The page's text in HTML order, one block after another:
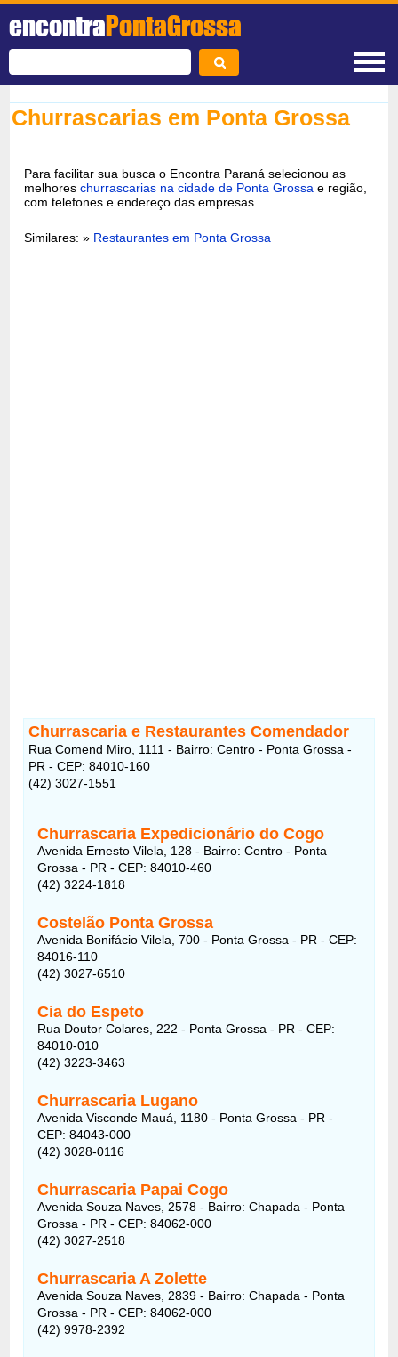
encontraPontaGrossa
Churrascarias em Ponta Grossa
Para facilitar sua busca o Encontra Paraná selecionou as
melhoreschurrascarias na cidade de Ponta Grossa e região,
com telefones e endereço das empresas.
Similares: » Restaurantes em Ponta Grossa
Churrascaria e Restaurantes Comendador
Rua Comend Miro, 1111 - Bairro: Centro - Ponta Grossa -
PR - CEP: 84010-160
(42) 3027-1551
Churrascaria Expedicionário do Cogo
Avenida Ernesto Vilela, 128 - Bairro: Centro - Ponta
Grossa - PR - CEP: 84010-460
(42) 3224-1818
Costelão Ponta Grossa
Avenida Bonifácio Vilela, 700 - Ponta Grossa - PR - CEP:
84016-110
(42) 3027-6510
Cia do Espeto
Rua Doutor Colares, 222 - Ponta Grossa - PR - CEP:
84010-010
(42) 3223-3463
Churrascaria Lugano
Avenida Visconde Mauá, 1180 - Ponta Grossa - PR -
CEP: 84043-000
(42) 3028-0116
Churrascaria Papai Cogo
Avenida Souza Naves, 2578 - Bairro: Chapada - Ponta
Grossa - PR - CEP: 84062-000
(42) 3027-2518
Churrascaria A Zolette
Avenida Souza Naves, 2839 - Bairro: Chapada - Ponta
Grossa - PR - CEP: 84062-000
(42) 9978-2392